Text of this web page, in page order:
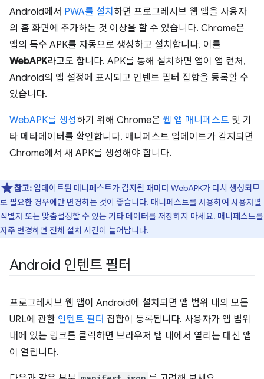
Android에서 PWA를 설치 하면 프로그레시브 웹 앱을 사용자
의 홈 화면에 추가하는 것 이상을 할 수 있습니다. Chrome은
앱의 특수 APK를 자동으로 생성하고 설치합니다. 이를
WebAPK라고도 합니다. APK를 통해 설치하면 앱이 앱 런처,
Android의 앱 설정에 표시되고 인텐트 필터 집합을 등록할 수
있습니다.
WebAPK를 생성하기 위해 Chrome은 웹 앱 매니페스트 및 기
타 메타데이터를 확인합니다. 매니페스트 업데이트가 감지되면
Chrome에서 새 APK를 생성해야 합니다.
참고: 업데이트된 매니페스트가 감지될 때마다 WebAPK가 다시 생성되므
로 필요한 경우에만 변경하는 것이 좋습니다. 매니페스트를 사용하여 사용자별
식별자 또는 맞춤설정할 수 있는 기타 데이터를 저장하지 마세요. 매니페스트를
자주 변경하면 전체 설치 시간이 늘어납니다.
Android 인텐트 필터
프로그레시브 웹 앱이 Android에 설치되면 앱 범위 내의 모든
URL에 관한 인텐트 필터 집합이 등록됩니다. 사용자가 앱 범위
내에 있는 링크를 클릭하면 브라우저 탭 내에서 열리는 대신 앱
이 열립니다.